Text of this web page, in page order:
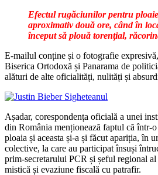
Efectul rugăciunilor pentru
aproximativ două ore, când în
început să plouă torenţial,
E-mailul conține și o fotografie
Biserica Ortodoxă și Panarama de
alături de alte oficialități, nulități și
Așadar, corespondența oficială a unei
din România menționează faptul că într-
ploaia și aceasta și-a și făcut apariția, în
colective, la care au participat însuși
prim-secretarului PCR și șeful regional
mistică și evaziune fiscală cu patrafir.